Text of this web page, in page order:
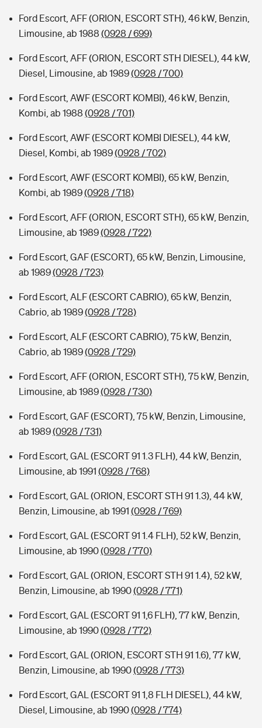
Ford Escort, AFF (ORION, ESCORT STH), 46 kW, Benzin,
Limousine, ab 1988 (0928 / 699)
Ford Escort, AFF (ORION, ESCORT STH DIESEL), 44 kW,
Diesel, Limousine, ab 1989(0928 / 700)
Ford Escort, AWF (ESCORT KOMBI), 46 kW, Benzin,
Kombi, ab 1988 (0928 / 701)
Ford Escort, AWF (ESCORT KOMBI DIESEL), 44 kW,
Diesel, Kombi, ab 1989(0928 / 702)
Ford Escort, AWF (ESCORT KOMBI), 65 kW, Benzin,
Kombi, ab 1989(0928 / 718)
Ford Escort, AFF (ORION, ESCORT STH), 65 kW, Benzin,
Limousine, ab 1989(0928 / 722)
Ford Escort, GAF (ESCORT), 65 kW, Benzin, Limousine,
ab 1989(0928 / 723)
Ford Escort, ALF (ESCORT CABRIO), 65 kW, Benzin,
Cabrio, ab 1989(0928 / 728)
Ford Escort, ALF (ESCORT CABRIO), 75 kW, Benzin,
Cabrio, ab 1989(0928 / 729)
Ford Escort, AFF (ORION, ESCORT STH), 75 kW, Benzin,
Limousine, ab 1989(0928 / 730)
Ford Escort, GAF (ESCORT), 75 kW, Benzin, Limousine,
ab 1989(0928 / 731)
Ford Escort, GAL (ESCORT 91 1.3 FLH), 44 kW, Benzin,
Limousine, ab 1991 (0928 / 768)
Ford Escort, GAL (ORION, ESCORT STH 91 1.3), 44 kW,
Benzin, Limousine, ab 1991 (0928 / 769)
Ford Escort, GAL (ESCORT 91 1.4 FLH), 52 kW, Benzin,
Limousine, ab 1990(0928 / 770)
Ford Escort, GAL (ORION, ESCORT STH 91 1.4), 52 kW,
Benzin, Limousine, ab 1990(0928 / 771)
Ford Escort, GAL (ESCORT 91 1,6 FLH), 77 kW, Benzin,
Limousine, ab 1990(0928 / 772)
Ford Escort, GAL (ORION, ESCORT STH 91 1.6), 77 kW,
Benzin, Limousine, ab 1990(0928 / 773)
Ford Escort, GAL (ESCORT 91 1,8 FLH DIESEL), 44 kW,
Diesel, Limousine, ab 1990(0928 / 774)